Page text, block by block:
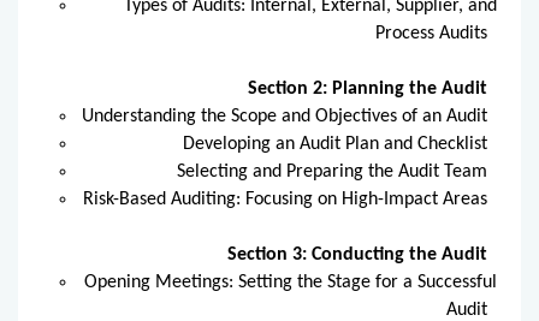
Types of Audits: Internal, External, Supplier, and
Process Audits
Section 2: Planning the Audit
Understanding the Scope and Objectives of an Audit
Developing an Audit Plan and Checklist
Selecting and Preparing the Audit Team
Risk-Based Auditing: Focusing on High-Impact Areas
Section 3: Conducting the Audit
Opening Meetings: Setting the Stage for a Successful
Audit